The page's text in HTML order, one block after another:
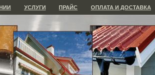
УСЛУГИ ПРАЙС ОПЛАТА И ДОСТАВКА